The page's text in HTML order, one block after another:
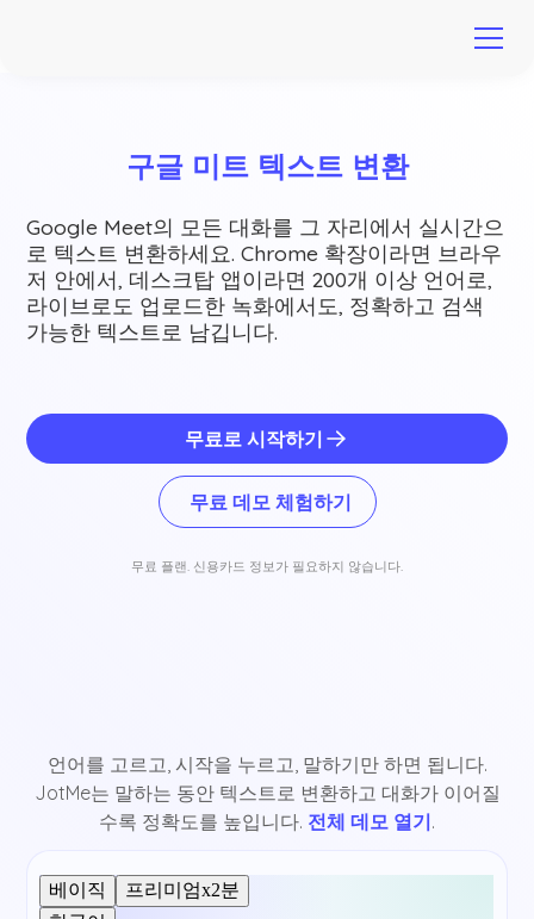
구글 미트 텍스트 변환
Google Meet의 모든 대화를 그 자리에서 실시간으
로 텍스트 변환하세요. Chrome 확장이라면 브라우
저 안에서, 데스크탑 앱이라면 200개 이상 언어로,
라이브로도 업로드한 녹화에서도, 정확하고 검색
가능한 텍스트로 남깁니다.
무료로 시작하기
무료 데모 체험하기
무료 플랜. 신용카드 정보가 필요하지 않습니다.
언어를 고르고, 시작을 누르고, 말하기만 하면 됩니다.
JotMe는 말하는 동안 텍스트로 변환하고 대화가 이어질
수록 정확도를 높입니다. 전체 데모 열기.